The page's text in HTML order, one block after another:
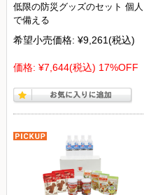
低限の防災グッズのセット 個人
で備える
希望小売価格: ¥9,261(税込)
価格: ¥7,644(税込) 17%OFF